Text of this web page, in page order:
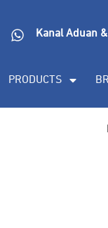
Kanal Aduan
PRODUCTS